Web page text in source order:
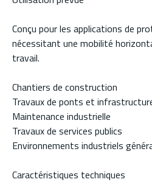
Conçu pour les applications de
nécessitant une mobilité
travail.
Chantiers de construction
Travaux de ponts et
Maintenance industrielle
Travaux de services publics
Environnements industriels
Caractéristiques techniques